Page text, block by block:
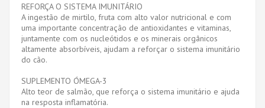
REFORÇA O SISTEMA IMUNITÁRIO
A ingestão de mirtilo, fruta com alto valor nutricional e com
uma importante concentração de antioxidantes e vitaminas,
juntamente com os nucleótidos e os minerais orgânicos
altamente absorbíveis, ajudam a reforçar o sistema imunitário
do cão.
SUPLEMENTO ÓMEGA-3
Alto teor de salmão, que reforça o sistema imunitário e ajuda
na resposta inflamatória.